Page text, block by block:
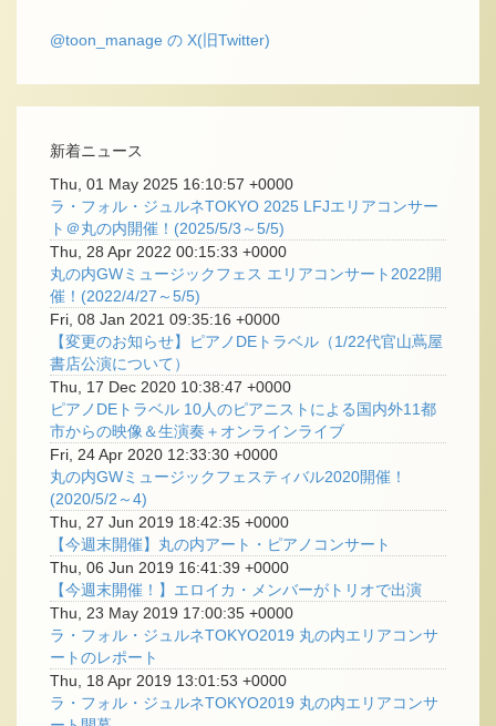
@toon_manage の X(旧Twitter)
新着ニュース
Thu, 01 May 2025 16:10:57 +0000
ラ・フォル・ジュルネTOKYO 2025 LFJエリアコンサー
ト＠丸の内開催！(2025/5/3～5/5)
Thu, 28 Apr 2022 00:15:33 +0000
丸の内GWミュージックフェス エリアコンサート2022開
催！(2022/4/27～5/5)
Fri, 08 Jan 2021 09:35:16 +0000
【変更のお知らせ】ピアノDEトラベル（1/22代官山蔦屋
書店公演について）
Thu, 17 Dec 2020 10:38:47 +0000
ピアノDEトラベル 10人のピアニストによる国内外11都
市からの映像＆生演奏＋オンラインライブ
Fri, 24 Apr 2020 12:33:30 +0000
丸の内GWミュージックフェスティバル2020開催！
(2020/5/2～4)
Thu, 27 Jun 2019 18:42:35 +0000
【今週末開催】丸の内アート・ピアノコンサート
Thu, 06 Jun 2019 16:41:39 +0000
【今週末開催！】エロイカ・メンバーがトリオで出演
Thu, 23 May 2019 17:00:35 +0000
ラ・フォル・ジュルネTOKYO2019 丸の内エリアコンサ
ートのレポート
Thu, 18 Apr 2019 13:01:53 +0000
ラ・フォル・ジュルネTOKYO2019 丸の内エリアコンサ